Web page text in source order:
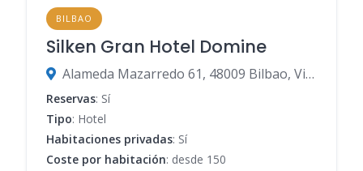
BILBAO
Silken Gran Hotel Domine
Alameda Mazarredo 61, 48009 Bilbao, Vizcaya, España
Reservas: Sí
Tipo: Hotel
Habitaciones privadas: Sí
Coste por habitación: desde 150